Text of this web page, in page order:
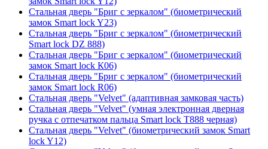
Стальная дверь "Бриг с зеркалом" (биометрический
замок Smart lock Y23)
Стальная дверь "Бриг с зеркалом" (биометрический
Smart lock DZ 888)
Стальная дверь "Бриг с зеркалом" (биометрический
замок Smart lock К06)
Стальная дверь "Бриг с зеркалом" (биометрический
замок Smart lock R06)
Стальная дверь "Velvet" (адаптивная замковая часть)
Стальная дверь "Velvet" (умная электронная дверная
ручка с отпечатком пальца Smart lock T888 черная)
Стальная дверь "Velvet" (биометрический замок Smart
lock Y12)